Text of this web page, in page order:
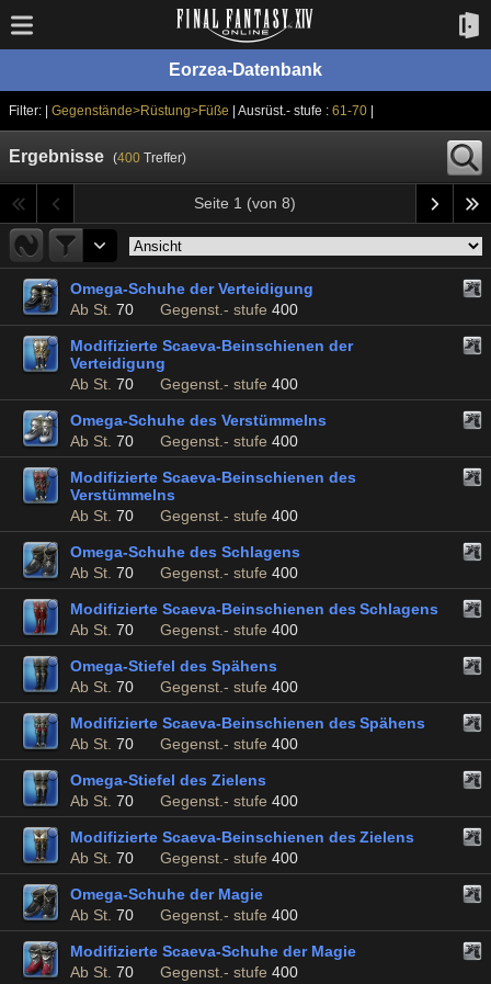
Eorzea-Datenbank
Filter: | Gegenstände>Rüstung>Füße | Ausrüst.- stufe :61-70
Ergebnisse (400Treffer)
Seite 1 (von 8)
Omega-Schuhe der Verteidigung
Ab St. 70 Gegenst.- stufe 400
Modifizierte Scaeva-Beinschienen der
Verteidigung
Ab St. 70 Gegenst.- stufe 400
Omega-Schuhe des Verstümmelns
Ab St. 70 Gegenst.- stufe 400
Modifizierte Scaeva-Beinschienen des
Verstümmelns
Ab St. 70 Gegenst.- stufe 400
Omega-Schuhe des Schlagens
Ab St. 70 Gegenst.- stufe 400
Modifizierte Scaeva-Beinschienen des Schlagens
Ab St. 70 Gegenst.- stufe 400
Omega-Stiefel des Spähens
Ab St. 70 Gegenst.- stufe 400
Modifizierte Scaeva-Beinschienen des Spähens
Ab St. 70 Gegenst.- stufe 400
Omega-Stiefel des Zielens
Ab St. 70 Gegenst.- stufe 400
Modifizierte Scaeva-Beinschienen des Zielens
Ab St. 70 Gegenst.- stufe 400
Omega-Schuhe der Magie
Ab St. 70 Gegenst.- stufe 400
Modifizierte Scaeva-Schuhe der Magie
Ab St. 70 Gegenst.- stufe 400